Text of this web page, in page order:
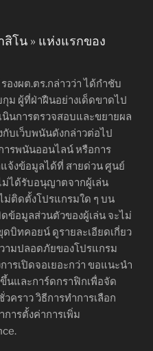
โน » แห่งแรกของ
องผต.ตร.กล่าวว่า ได้กำชับ
ม ผู้ที่ฝ่าฝืนอย่างเด็ดขาดไป
นการตรวจสอบและขยายผล
กับเว็บพนันดังกล่าวต่อไป
ารพนันออนไลน์ หรือการ
จ้งข้อมูลได้ที่ สายด่วน ศูนย์
ม่ได้รับอนุญาตจากผู้เล่น
ม่ติดตั้งโปรแกรมใด ๆ บน
ข้อมูลส่วนตัวของผู้เล่น จะไม่
บิทคอยน์ ดูรายละเอียดเกี่ยว
มปลอดภัยของโปรแกรม
รเปิดจอเยอะกว่า ขอแนะนำ
นและการ์ดกราฟิกเพื่อจัด
ราว วิธีการทำการเลือก
การตั้งค่าการเพิ่ม